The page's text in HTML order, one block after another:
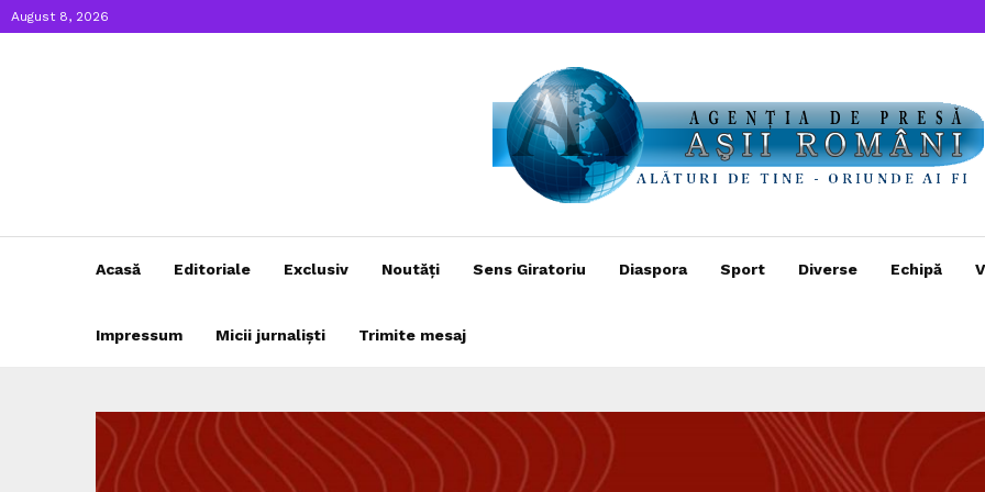
August 8, 2026
Acasă Editoriale Exclusiv Noutăți Sens Giratoriu Diaspora Sport Diverse Echipă
Impressum Micii jurnaliști Trimite mesaj